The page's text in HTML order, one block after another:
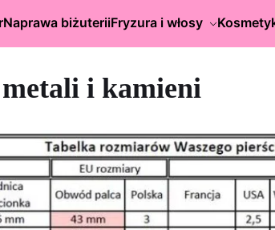
Naprawa biżuteriiFryzura i włosy
i kamieni